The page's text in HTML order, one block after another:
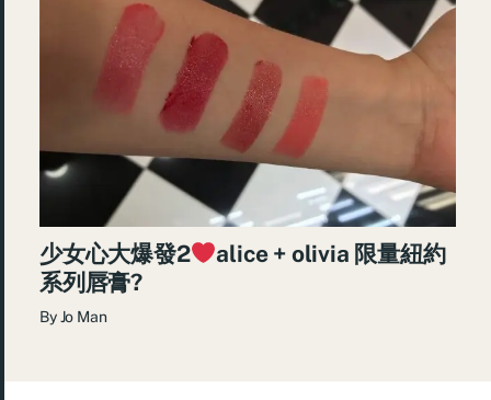
少女心大爆發2
alice + olivia 限量紐約
系列唇膏?
ByJo Man